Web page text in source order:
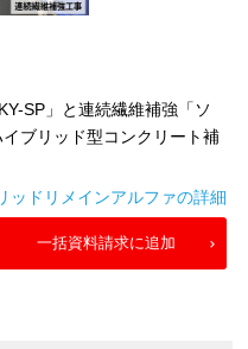
SP」と連続繊維補強「ソ
ブリッド型コンクリート補
ッドリメインアルファの詳細
一括資料請求に追加